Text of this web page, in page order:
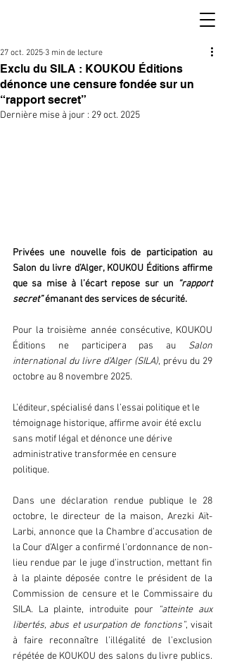
Exclu du SILA : KOUKOU Éditions
dénonce une censure fondée sur un
“rapport secret”
27 oct. 2025 3 min de lecture
Dernière mise à jour : 29 oct. 2025
Privées une nouvelle fois de participation au
Salon du livre d’Alger, KOUKOU Éditions affirme
que sa mise à l’écart repose sur un “rapport
secret” émanant des services de sécurité.
Pour la troisième année consécutive, KOUKOU
Éditions ne participera pas au Salon
international du livre d’Alger (SILA), prévu du 29
octobre au 8 novembre 2025.
L’éditeur, spécialisé dans l’essai politique et le
témoignage historique, affirme avoir été exclu
sans motif légal et dénonce une dérive
administrative transformée en censure
politique.
Dans une déclaration rendue publique le 28
octobre, le directeur de la maison, Arezki Aït-
Larbi, annonce que la Chambre d’accusation de
la Cour d’Alger a confirmé l’ordonnance de non-
lieu rendue par le juge d’instruction, mettant fin
à la plainte déposée contre le président de la
Commission de censure et le Commissaire du
SILA. La plainte, introduite pour
“atteinte aux
libertés, abus et usurpation de fonctions”, visait
à faire reconnaître l’illégalité de l’exclusion
répétée de KOUKOU des salons du livre publics.